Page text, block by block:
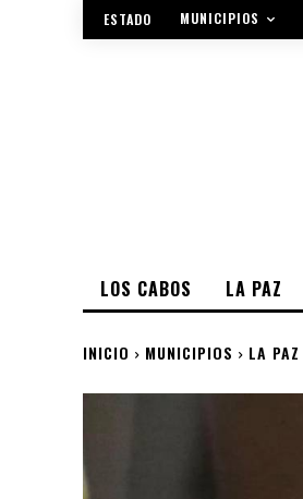
ESTADO MUNICIPIOS
LOS CABOS LA PAZ
INICIO MUNICIPIOS LA PAZ